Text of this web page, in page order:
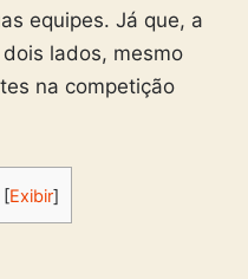
equipes. Já que, a
lados, mesmo
na competição
[Exibir]